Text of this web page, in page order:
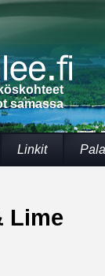
samassa
Linkit
Lime